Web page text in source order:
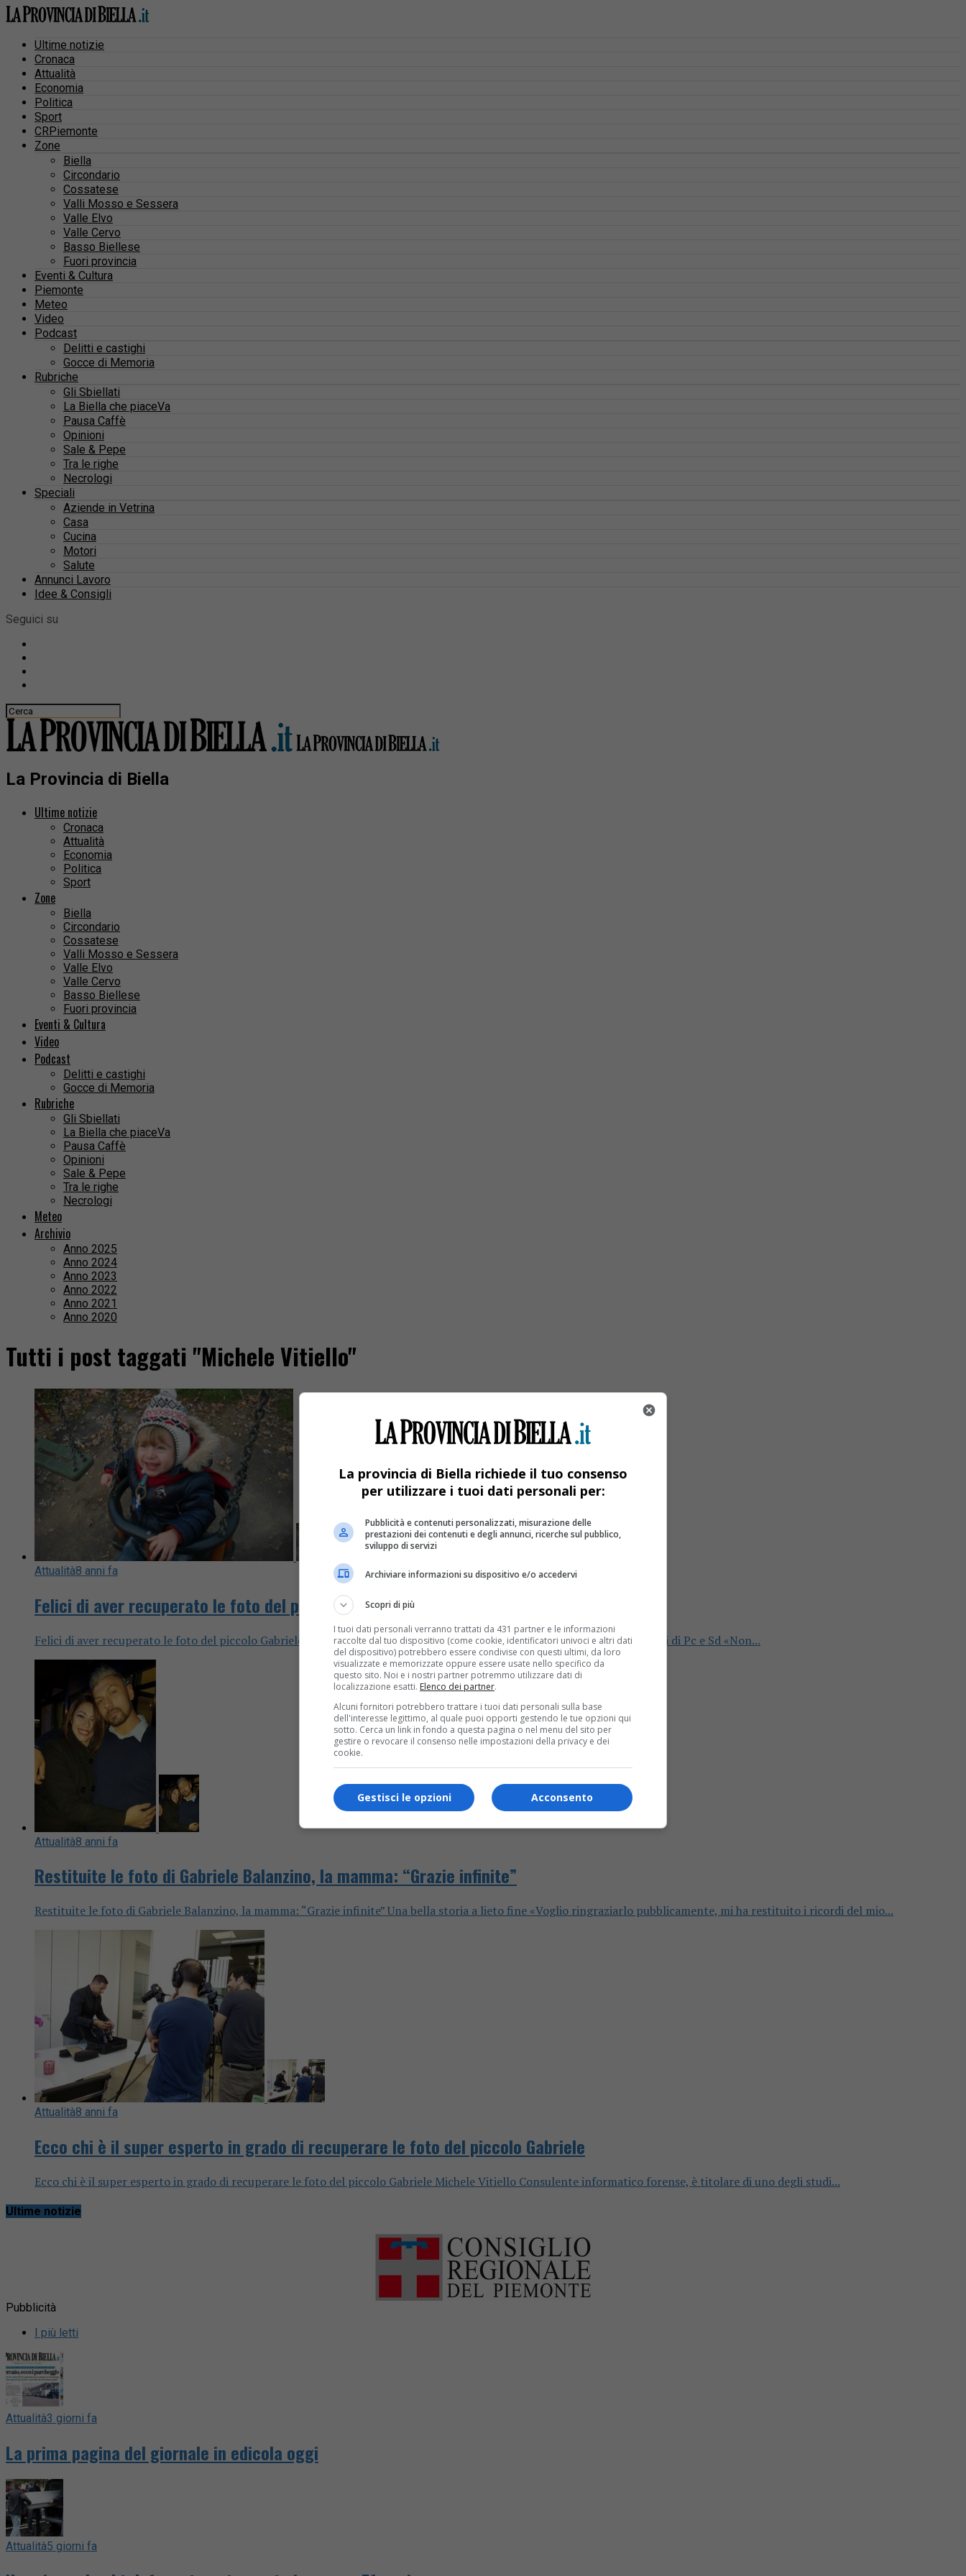
Ultime notizie
Cronaca
Attualità
Economia
Politica
Sport
CRPiemonte
Zone
Biella
Circondario
Cossatese
Valli Mosso e Sessera
Valle Elvo
Valle Cervo
Basso Biellese
Fuori provincia
Eventi & Cultura
Piemonte
Meteo
Video
Podcast
Delitti e castighi
Gocce di Memoria
Rubriche
Gli Sbiellati
La Biella che piaceVa
Pausa Caffè
Opinioni
Sale & Pepe
Tra le righe
Necrologi
Speciali
Aziende in Vetrina
Casa
Cucina
Motori
Salute
Annunci Lavoro
Idee & Consigli
Seguici su
La Provincia di Biella
Ultime notizie
Cronaca
Attualità
Economia
Politica
Sport
Zone
Biella
Circondario
Cossatese
Valli Mosso e Sessera
Valle Elvo
Valle Cervo
Basso Biellese
Fuori provincia
Eventi & Cultura
Video
Podcast
Delitti e castighi
Gocce di Memoria
Rubriche
Gli Sbiellati
La Biella che piaceVa
Pausa Caffè
Opinioni
Sale & Pepe
Tra le righe
Necrologi
Meteo
Archivio
Anno 2025
Anno 2024
Anno 2023
Anno 2022
Anno 2021
Anno 2020
Tutti i post taggati "Michele Vitiello"
Attualità8 anni fa
Felici di aver recuperato le foto del piccolo Gabriele
Felici di aver recuperato le foto del piccolo Gabriele. Le parole di Michele Vitiello, il professionista che ha recuperato i dati di Pc e Sd «Non...
Attualità8 anni fa
Restituite le foto di Gabriele Balanzino, la mamma: “Grazie infinite”
Restituite le foto di Gabriele Balanzino, la mamma: “Grazie infinite” Una bella storia a lieto fine «Voglio ringraziarlo pubblicamente, mi ha restituito i ricordi del mio...
Attualità8 anni fa
Ecco chi è il super esperto in grado di recuperare le foto del piccolo Gabriele
Ecco chi è il super esperto in grado di recuperare le foto del piccolo Gabriele Michele Vitiello Consulente informatico forense, è titolare di uno degli studi...
Ultime notizie
Pubblicità
I più letti
Attualità3 giorni fa
La prima pagina del giornale in edicola oggi
Attualità5 giorni fa
La provincia di Biella richiede il tuo consenso
per utilizzare i tuoi dati personali per:
Pubblicità e contenuti personalizzati, misurazione delle
prestazioni dei contenuti e degli annunci, ricerche sul pubblico,
sviluppo di servizi
Archiviare informazioni su dispositivo e/o accedervi
Scopri di più
I tuoi dati personali verranno trattati da 431 partner e le informazioni
raccolte dal tuo dispositivo (come cookie, identificatori univoci e altri dati
del dispositivo) potrebbero essere condivise con questi ultimi, da loro
visualizzate e memorizzate oppure essere usate nello specifico da
questo sito. Noi e i nostri partner potremmo utilizzare dati di
localizzazione esatti. Elenco dei partner.
Alcuni fornitori potrebbero trattare i tuoi dati personali sulla base
dell'interesse legittimo, al quale puoi opporti gestendo le tue opzioni qui
sotto. Cerca un link in fondo a questa pagina o nel menu del sito per
gestire o revocare il consenso nelle impostazioni della privacy e dei
cookie.
Acconsento
Gestisci le opzioni